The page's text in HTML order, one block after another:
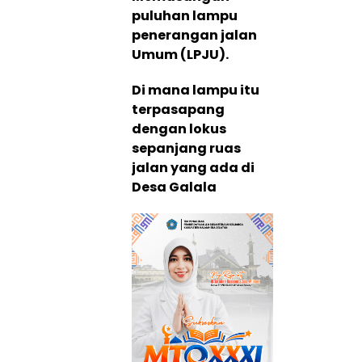
puluhan lampu
penerangan jalan
Umum (LPJU).
Di mana lampu itu
terpasapang
dengan lokus
sepanjang ruas
jalan yang ada di
Desa Galala